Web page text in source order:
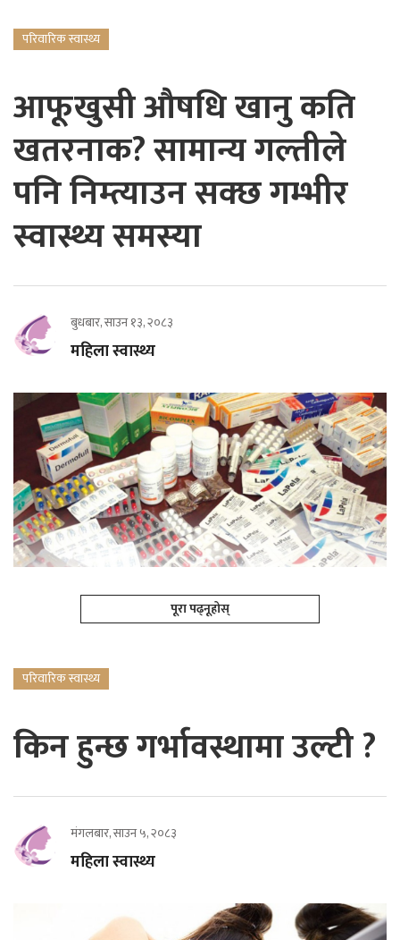
परिवारिक स्वास्थ्य
आफूखुसी औषधि खानु कति
खतरनाक? सामान्य गल्तीले
पनि निम्त्याउन सक्छ गम्भीर
स्वास्थ्य समस्या
बुधबार, साउन १३, २०८३
महिला स्वास्थ्य
पूरा पढ्नूहोस्
परिवारिक स्वास्थ्य
किन हुन्छ गर्भावस्थामा उल्टी ?
मंगलबार, साउन ५, २०८३
महिला स्वास्थ्य